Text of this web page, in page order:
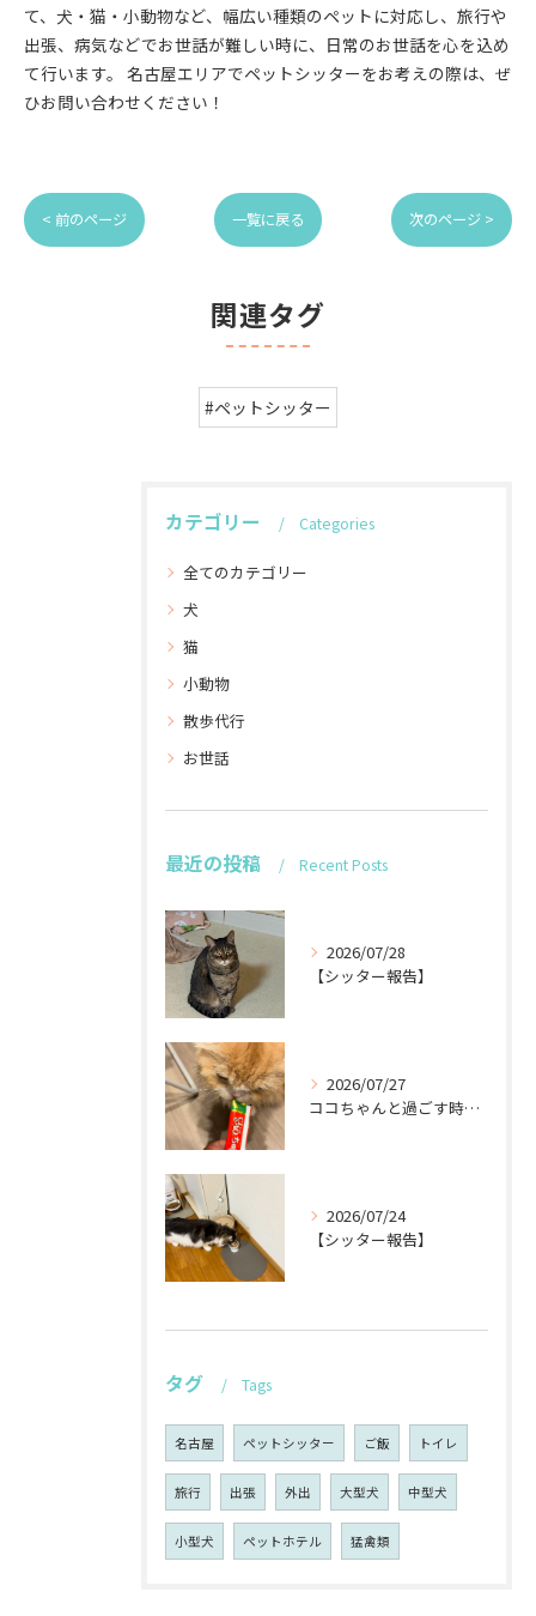
て、犬・猫・小動物など、幅広い種類のペットに対応し、旅行や
出張、病気などでお世話が難しい時に、日常のお世話を心を込め
て行います。 名古屋エリアでペットシッターをお考えの際は、ぜ
ひお問い合わせください！
< 前のページ 一覧に戻る 次のページ >
関連タグ
#ペットシッター
カテゴリー Categories
全てのカテゴリー
犬
猫
小動物
散歩代行
お世話
最近の投稿 Recent Posts
2026/07/28
【シッター報告】
2026/07/27
ココちゃんと過ごす時間が待ち遠しい！🐾
2026/07/24
【シッター報告】
タグ Tags
名古屋 ペットシッター ご飯 トイレ
旅行 出張 外出 大型犬 中型犬
小型犬 ペットホテル 猛禽類